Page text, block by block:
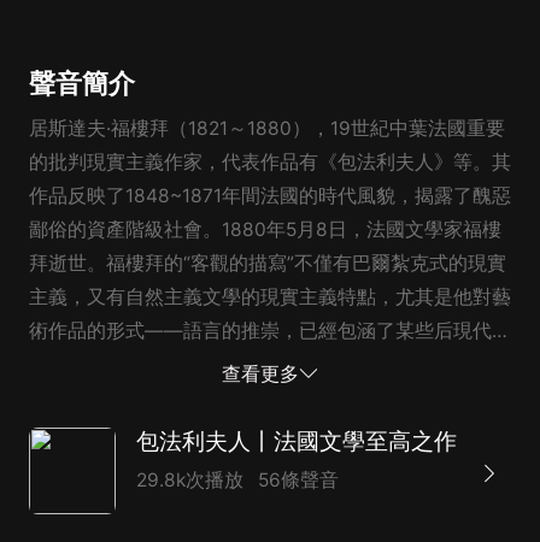
聲音簡介
居斯達夫·福樓拜（1821～1880），19世紀中葉法國重要
的批判現實主義作家，代表作品有《包法利夫人》等。其
作品反映了1848~1871年間法國的時代風貌，揭露了醜惡
鄙俗的資產階級社會。1880年5月8日，法國文學家福樓
拜逝世。福樓拜的“客觀的描寫”不僅有巴爾紮克式的現實
主義，又有自然主義文學的現實主義特點，尤其是他對藝
術作品的形式——語言的推崇，已經包涵了某些后現代意
識。新小說作家極力推崇福樓拜對現實主義的創新，並進
學特有...
查看更多
包法利夫人丨法國文學至高之作
29.8k次播放 56條聲音